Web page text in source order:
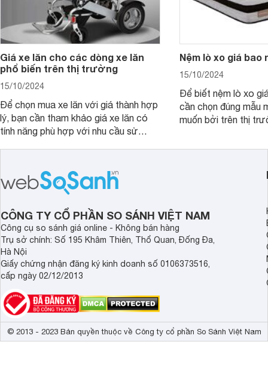
Giá xe lăn cho các dòng xe lăn
phổ biến trên thị trường
15/10/2024
Để chọn mua xe lăn với giá thành hợp
lý, bạn cần tham khảo giá xe lăn có
tính năng phù hợp với nhu cầu sử
Nệm lò xo giá bao
15/10/2024
Để biết nệm lò xo
cần chọn đúng mẫu
muốn bởi trên thị
CÔNG TY CỔ PHẦN SO SÁNH VIỆT NAM
Công cụ so sánh giá online - Không bán hàng
Trụ sở chính: Số 195 Khâm Thiên, Thổ Quan, Đống Đa,
Hà Nội
Giấy chứng nhận đăng ký kinh doanh số 0106373516,
cấp ngày 02/12/2013
© 2013 - 2023 Bản quyền thuộc về Công ty cổ phần So Sánh Việt Nam